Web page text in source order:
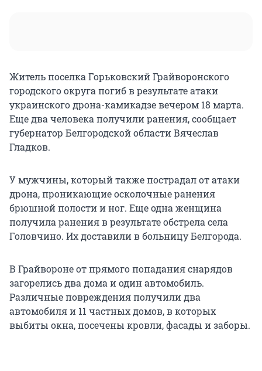
Житель поселка Горьковский Грайворонского
городского округа погиб в результате атаки
украинского дрона-камикадзе вечером 18 марта.
Еще два человека получили ранения, сообщает
губернатор Белгородской области Вячеслав
Гладков.
У мужчины, который также пострадал от атаки
дрона, проникающие осколочные ранения
брюшной полости и ног. Еще одна женщина
получила ранения в результате обстрела села
Головчино. Их доставили в больницу Белгорода.
В Грайвороне от прямого попадания снарядов
загорелись два дома и один автомобиль.
Различные повреждения получили два
автомобиля и 11 частных домов, в которых
выбиты окна, посечены кровли, фасады и заборы.